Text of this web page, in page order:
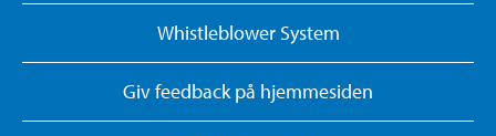
Whistleblower System
Giv feedback på hjemmesiden